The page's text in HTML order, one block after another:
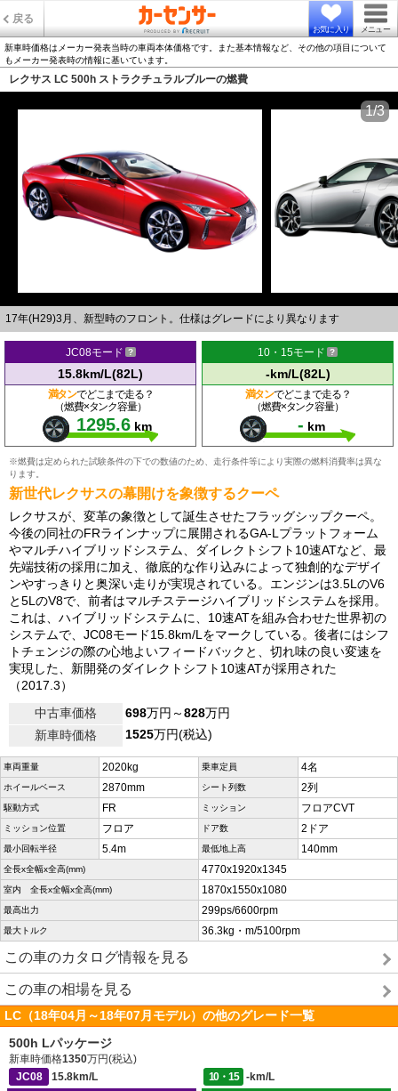
戻る
お気に入り メニュー
新車時価格はメーカー発表当時の車両本体価格です。また基本情報など、その他の項目について
もメーカー発表時の情報に基いています。
レクサス LC 500h ストラクチュラルブルーの燃費
17年(H29)3月、新型時のフロント。仕様はグレードにより異なります
1/3
JC08モード
15.8km/L(82L)
満タンでどこまで走る？
（燃費×タンク容量）
1295.6 km
10・15モード
-km/L(82L)
満タンでどこまで走る？
（燃費×タンク容量）
- km
※燃費は定められた試験条件の下での数値のため、走行条件等により実際の燃料消費率は異な
ります。
新世代レクサスの幕開けを象徴するクーペ
レクサスが、変革の象徴として誕生させたフラッグシップクーペ。
今後の同社のFRラインナップに展開されるGA-Lプラットフォーム
やマルチハイブリッドシステム、ダイレクトシフト10速ATなど、最
先端技術の採用に加え、徹底的な作り込みによって独創的なデザイ
ンやすっきりと奥深い走りが実現されている。エンジンは3.5LのV6
と5LのV8で、前者はマルチステージハイブリッドシステムを採用。
これは、ハイブリッドシステムに、10速ATを組み合わせた世界初の
システムで、JC08モード15.8km/Lをマークしている。後者にはシフ
トチェンジの際の心地よいフィードバックと、切れ味の良い変速を
実現した、新開発のダイレクトシフト10速ATが採用された
（2017.3）
中古車価格
698万円～828万円
新車時価格
1525万円(税込)
車両重量 2020kg 乗車定員 4名
ホイールベース 2870mm シート列数 2列
駆動方式 FR ミッション フロアCVT
ミッション位置 フロア ドア数 2ドア
最小回転半径 5.4m 最低地上高 140mm
全長x全幅x全高(mm) 4770x1920x1345
室内 全長x全幅x全高(mm) 1870x1550x1080
最高出力 299ps/6600rpm
最大トルク 36.3kg・m/5100rpm
この車のカタログ情報を見る
この車の相場を見る
LC（18年04月～18年07月モデル）の他のグレード一覧
500h Lパッケージ
新車時価格1350万円(税込)
JC08
15.8km/L 10・15
-km/L